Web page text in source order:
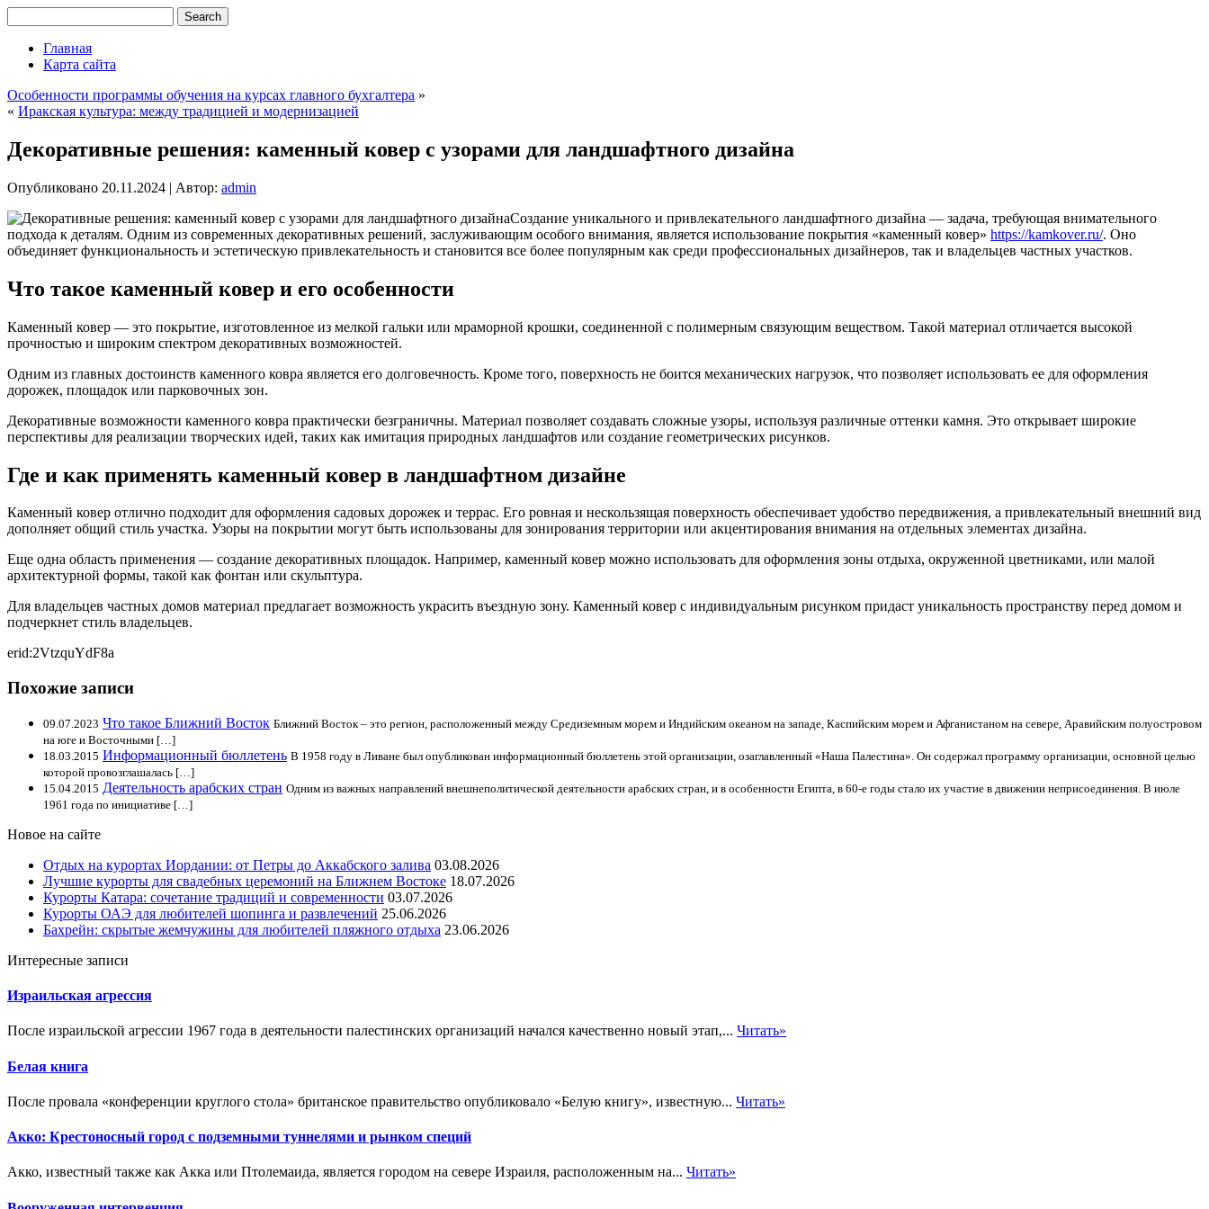
Главная
Карта сайта
Особенности программы обучения на курсах главного бухгалтера »
« Иракская культура: между традицией и модернизацией
Декоративные решения: каменный ковер с узорами для ландшафтного дизайна
Опубликовано 20.11.2024 | Автор: admin
Создание уникального и привлекательного ландшафтного дизайна — задача, требующая внимательного
подхода к деталям. Одним из современных декоративных решений, заслуживающим особого внимания, является использование покрытия «каменный ковер» https://kamkover.ru/. Оно
объединяет функциональность и эстетическую привлекательность и становится все более популярным как среди профессиональных дизайнеров, так и владельцев частных участков.
Что такое каменный ковер и его особенности
Каменный ковер — это покрытие, изготовленное из мелкой гальки или мраморной крошки, соединенной с полимерным связующим веществом. Такой материал отличается высокой
прочностью и широким спектром декоративных возможностей.
Одним из главных достоинств каменного ковра является его долговечность. Кроме того, поверхность не боится механических нагрузок, что позволяет использовать ее для оформления
дорожек, площадок или парковочных зон.
Декоративные возможности каменного ковра практически безграничны. Материал позволяет создавать сложные узоры, используя различные оттенки камня. Это открывает широкие
перспективы для реализации творческих идей, таких как имитация природных ландшафтов или создание геометрических рисунков.
Где и как применять каменный ковер в ландшафтном дизайне
Каменный ковер отлично подходит для оформления садовых дорожек и террас. Его ровная и нескользящая поверхность обеспечивает удобство передвижения, а привлекательный внешний вид
дополняет общий стиль участка. Узоры на покрытии могут быть использованы для зонирования территории или акцентирования внимания на отдельных элементах дизайна.
Еще одна область применения — создание декоративных площадок. Например, каменный ковер можно использовать для оформления зоны отдыха, окруженной цветниками, или малой
архитектурной формы, такой как фонтан или скульптура.
Для владельцев частных домов материал предлагает возможность украсить въездную зону. Каменный ковер с индивидуальным рисунком придаст уникальность пространству перед домом и
подчеркнет стиль владельцев.
erid:2VtzquYdF8a
Похожие записи
09.07.2023 Что такое Ближний Восток Ближний Восток – это регион, расположенный между Средиземным морем и Индийским океаном на западе, Каспийским морем и Афганистаном на севере, Аравийским полуостровом
на юге и Восточными […]
18.03.2015 Информационный бюллетень В 1958 году в Ливане был опубликован информационный бюллетень этой организации, озаглавленный «Наша Палестина». Он содержал программу организации, основной целью
которой провозглашалась […]
15.04.2015 Деятельность арабских стран Одним из важных направлений внешнеполитической деятельности арабских стран, и в особенности Египта, в 60-е годы стало их участие в движении неприсоединения. В июле
1961 года по инициативе […]
Новое на сайте
Отдых на курортах Иордании: от Петры до Аккабского залива 03.08.2026
Лучшие курорты для свадебных церемоний на Ближнем Востоке 18.07.2026
Курорты Катара: сочетание традиций и современности 03.07.2026
Курорты ОАЭ для любителей шопинга и развлечений 25.06.2026
Бахрейн: скрытые жемчужины для любителей пляжного отдыха 23.06.2026
Интересные записи
Израильская агрессия
После израильской агрессии 1967 года в деятельности палестинских организаций начался качественно новый этап,... Читать»
Белая книга
После провала «конференции круглого стола» британское правительство опубликовало «Белую книгу», известную... Читать»
Акко: Крестоносный город с подземными туннелями и рынком специй
Акко, известный также как Акка или Птолемаида, является городом на севере Израиля, расположенным на... Читать»